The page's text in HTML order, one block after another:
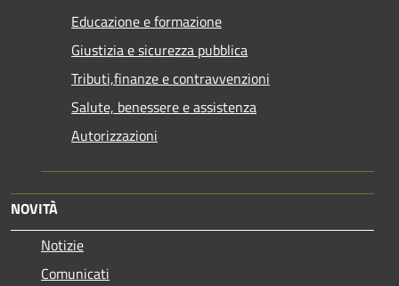
Educazione e formazione
Giustizia e sicurezza pubblica
Tributi,finanze e contravvenzioni
Salute, benessere e assistenza
Autorizzazioni
NOVITÀ
Notizie
Comunicati